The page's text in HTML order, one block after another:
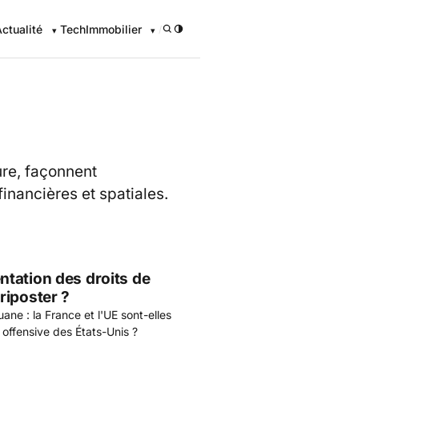
TechImmobilier /
façonnent
et spatiales.
des droits de
?
: la France et l'UE sont-elles
des États-Unis ?